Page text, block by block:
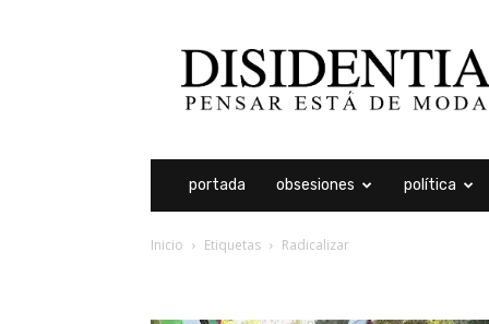
portada obsesiones política
Inicio Etiquetas Radicalizar